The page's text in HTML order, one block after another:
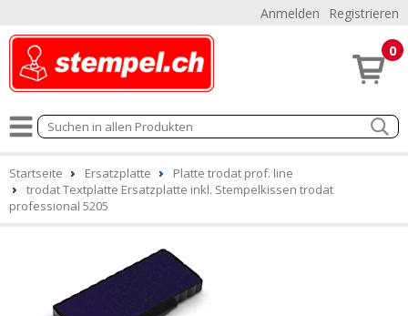
Anmelden Registrieren
0
Startseite Ersatzplatte
Platte trodat prof. line
trodat Textplatte Ersatzplatte inkl. Stempelkissen trodat
professional 5205